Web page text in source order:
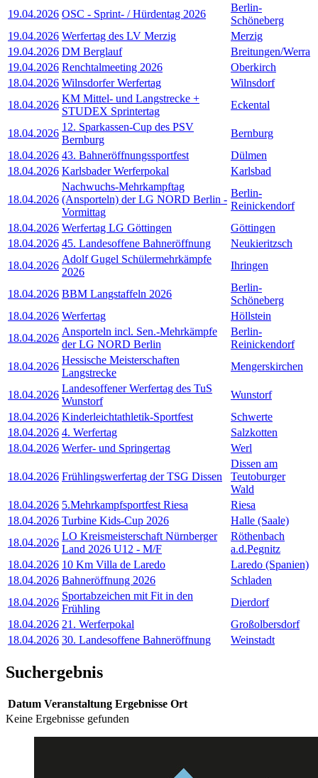
19.04.2026 OSC - Sprint- / Hürdentag 2026
Berlin-
Schöneberg
19.04.2026 Werfertag des LV Merzig
Merzig
19.04.2026 DM Berglauf
Breitungen/Werra
19.04.2026 Renchtalmeeting 2026
Oberkirch
18.04.2026 Wilnsdorfer Werfertag
Wilnsdorf
18.04.2026
KM Mittel- und Langstrecke +
STUDEX Sprintertag
Eckental
18.04.2026
12. Sparkassen-Cup des PSV
Bernburg
Bernburg
18.04.2026 43. Bahneröffnungssportfest
Dülmen
18.04.2026 Karlsbader Werferpokal Karlsbad
18.04.2026
Nachwuchs-Mehrkampftag
(Ansporteln) der LG NORD Berlin -
Vormittag
Berlin-
Reinickendorf
18.04.2026 Werfertag LG Göttingen
Göttingen
18.04.2026 45. Landesoffene Bahneröffnung
Neukieritzsch
18.04.2026
Adolf Gugel Schülermehrkämpfe
2026
Ihringen
18.04.2026 BBM Langstaffeln 2026
Berlin-
Schöneberg
18.04.2026 Werfertag
Höllstein
18.04.2026
Ansporteln incl. Sen.-Mehrkämpfe
der LG NORD Berlin
Berlin-
Reinickendorf
18.04.2026
Hessische Meisterschaften
Langstrecke
Mengerskirchen
18.04.2026
Landesoffener Werfertag des TuS
Wunstorf
Wunstorf
18.04.2026 Kinderleichtathletik-Sportfest
Schwerte
18.04.2026 4. Werfertag
Salzkotten
18.04.2026 Werfer- und Springertag Werl
18.04.2026 Frühlingswerfertag der TSG Dissen
Dissen am
Teutoburger
Wald
18.04.2026 5.Mehrkampfsportfest Riesa
Riesa
18.04.2026 Turbine Kids-Cup 2026
Halle (Saale)
18.04.2026
LO Kreismeisterschaft Nürnberger
Land 2026 U12 - M/F
Röthenbach
a.d.Pegnitz
18.04.2026 10 Km Villa de Laredo
Laredo (Spanien)
18.04.2026 Bahneröffnung 2026
Schladen
18.04.2026
Sportabzeichen mit Fit in den
Frühling
Dierdorf
18.04.2026 21. Werferpokal
Großolbersdorf
18.04.2026 30. Landesoffene Bahneröffnung Weinstadt
Suchergebnis
Datum Veranstaltung Ergebnisse Ort
Keine Ergebnisse gefunden